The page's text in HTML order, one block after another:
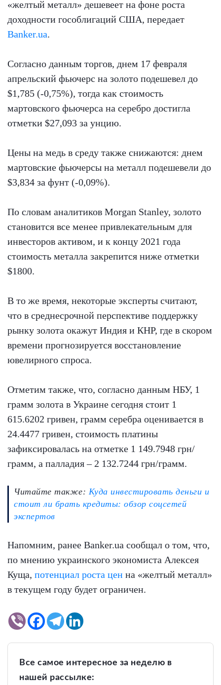
«желтый металл» дешевеет на фоне роста
доходности гособлигаций США, передает
Banker.ua.
Согласно данным торгов, днем 17 февраля
апрельский фьючерс на золото подешевел до
$1,785 (-0,75%), тогда как стоимость
мартовского фьючерса на серебро достигла
отметки $27,093 за унцию.
Цены на медь в среду также снижаются: днем
мартовские фьючерсы на металл подешевели до
$3,834 за фунт (-0,09%).
По словам аналитиков Morgan Stanley, золото
становится все менее привлекательным для
инвесторов активом, и к концу 2021 года
стоимость металла закрепится ниже отметки
$1800.
В то же время, некоторые эксперты считают,
что в среднесрочной перспективе поддержку
рынку золота окажут Индия и КНР, где в скором
времени прогнозируется восстановление
ювелирного спроса.
Отметим также, что, согласно данным НБУ, 1
грамм золота в Украине сегодня стоит 1
615.6202 гривен, грамм серебра оценивается в
24.4477 гривен, стоимость платины
зафиксировалась на отметке 1 149.7948 грн/
грамм, а палладия – 2 132.7244 грн/грамм.
Читайте также: Куда инвестировать деньги и
стоит ли брать кредиты: обзор соцсетей
экспертов
Напомним, ранее Banker.ua сообщал о том, что,
по мнению украинского экономиста Алексея
Куща, потенциал роста цен на «желтый металл»
в текущем году будет ограничен.
Все самое интересное за неделю в
нашей рассылке: